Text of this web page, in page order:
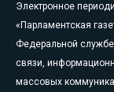
Электронное
«Парламентская
Федеральной
связи,
массовых